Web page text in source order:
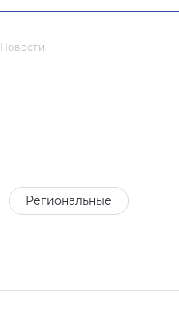
Новости
Региональные